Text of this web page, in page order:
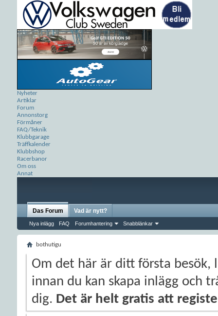
Nyheter
Artiklar
Forum
Annonstorg
Förmåner
FAQ/Teknik
Klubbgarage
Träffkalender
Klubbshop
Racerbanor
Om oss
Annat
Das Forum
Nya inlägg FAQ Forumhantering Snabblänkar
Vad är nytt?
bothutigu
Om det här är ditt första besök,
innan du kan skapa inlägg och
dig. Det är helt gratis att